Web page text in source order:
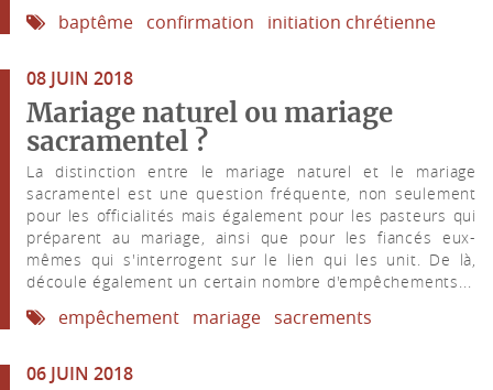
baptême confirmation initiation chrétienne
08 JUIN 2018
Mariage naturel ou mariage
sacramentel ?
La distinction entre le mariage naturel et le mariage
sacramentel est une question fréquente, non seulement
pour les officialités mais également pour les pasteurs qui
préparent au mariage, ainsi que pour les fiancés eux-
mêmes qui s'interrogent sur le lien qui les unit. De là,
découle également un certain nombre d'empêchements...
empêchement mariage sacrements
06 JUIN 2018